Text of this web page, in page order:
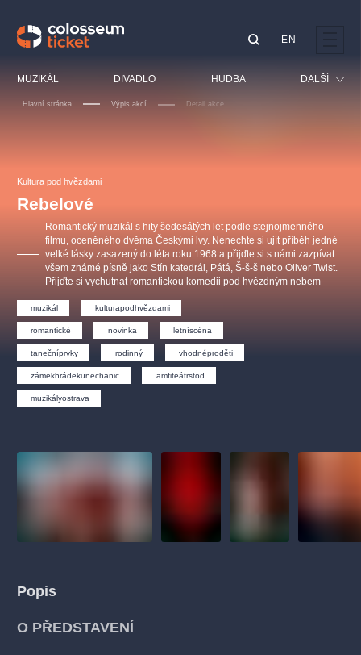
MUZIKÁL DIVADLO HUDBA DALŠÍ
Sport
Ostatní
EN
Hlavní stránka Výpis akcí Detail akce
Kultura pod hvězdami
Rebelové
Romantický muzikál s hity šedesátých let podle stejnojmenného
filmu, oceněného dvěma Českými lvy. Nenechte si ujít příběh jedné
velké lásky zasazený do léta roku 1968 a přijďte si s námi zazpívat
všem známé písně jako Stín katedrál, Pátá, Š-š-š nebo Oliver Twist.
Přijďte si vychutnat romantickou komedii pod hvězdným nebem
muzikál kulturapodhvězdami
romantické novinka letníscéna
tanečníprvky rodinný vhodnéproděti
zámekhrádekunechanic amfiteátrstod
muzikályostrava
Popis
O PŘEDSTAVENÍ
OBYČEJNÁ HOLKA
Agentura 44, s.r.o.
Ostatní hledají
muzikálypraha
Nejnavštěvovanější
muzikálypraha divadlopraha sleva
filmováhudba